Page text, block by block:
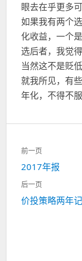
眼去在乎更多
如果我有两个
化收益，一个
选后者，我觉得
当然这不是贬
就我所见，有
年化，不得不服
文
章
导
航
前一页
上
一
2017年报
后一页
下
价投策略两年